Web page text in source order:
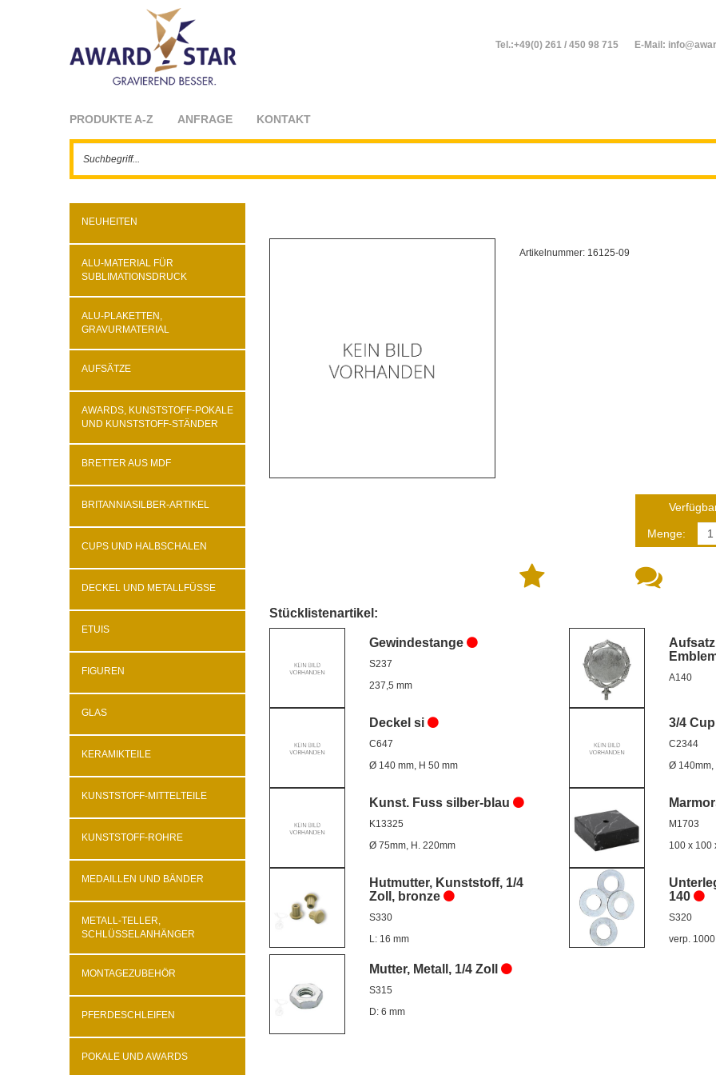
Tel.:+49(0) 261 / 450 98 715 E-Mail:
PRODUKTE A-Z ANFRAGE KONTAKT
NEUHEITEN
ALU-MATERIAL FÜR
SUBLIMATIONSDRUCK
ALU-PLAKETTEN,
GRAVURMATERIAL
AUFSÄTZE
AWARDS, KUNSTSTOFF-POKALE
UND KUNSTSTOFF-STÄNDER
BRETTER AUS MDF
BRITANNIASILBER-ARTIKEL
CUPS UND HALBSCHALEN
DECKEL UND METALLFÜSSE
ETUIS
FIGUREN
GLAS
KERAMIKTEILE
KUNSTSTOFF-MITTELTEILE
KUNSTSTOFF-ROHRE
MEDAILLEN UND BÄNDER
METALL-TELLER,
SCHLÜSSELANHÄNGER
MONTAGEZUBEHÖR
PFERDESCHLEIFEN
POKALE UND AWARDS
Artikelnummer: 16125-09
Menge:
Stücklistenartikel:
Gewindestange
S237
237,5 mm
A140
Deckel si
C647
Ø 140 mm, H 50 mm
3/4
C2344
Ø 140mm,
Kunst. Fuss silber-blau
K13325
Ø 75mm, H. 220mm
M1703
100 x 100
Hutmutter, Kunststoff, 1/4
Zoll, bronze
S330
L: 16 mm
140
S320
verp.
Mutter, Metall, 1/4 Zoll
S315
D: 6 mm